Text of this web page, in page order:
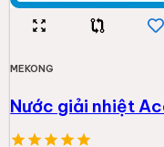
MEKONG
Nước giải nhiệt